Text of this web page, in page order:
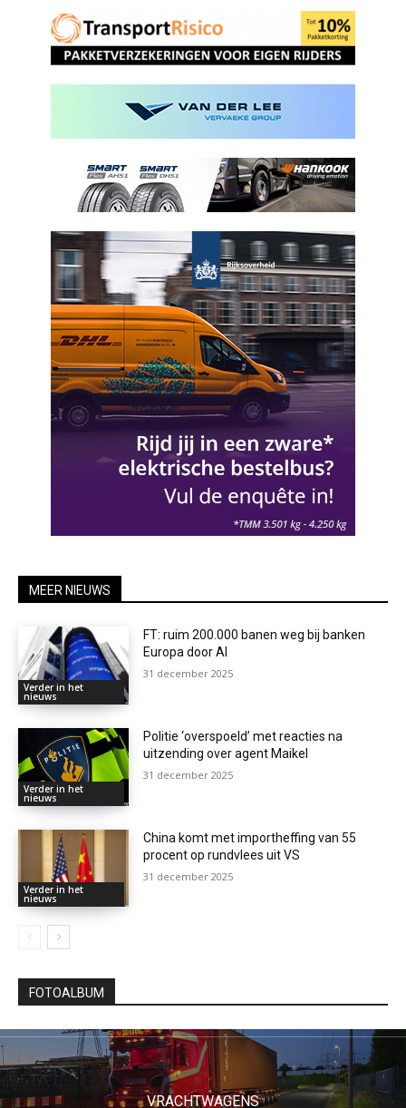
MEER NIEUWS
Verder in het
nieuws
FT: ruim 200.000 banen weg bij banken
Europa door AI
31 december 2025
Verder in het
nieuws
Politie ‘overspoeld’ met reacties na
uitzending over agent Maikel
31 december 2025
Verder in het
nieuws
China komt met importheffing van 55
procent op rundvlees uit VS
31 december 2025
FOTOALBUM
VRACHTWAGENS